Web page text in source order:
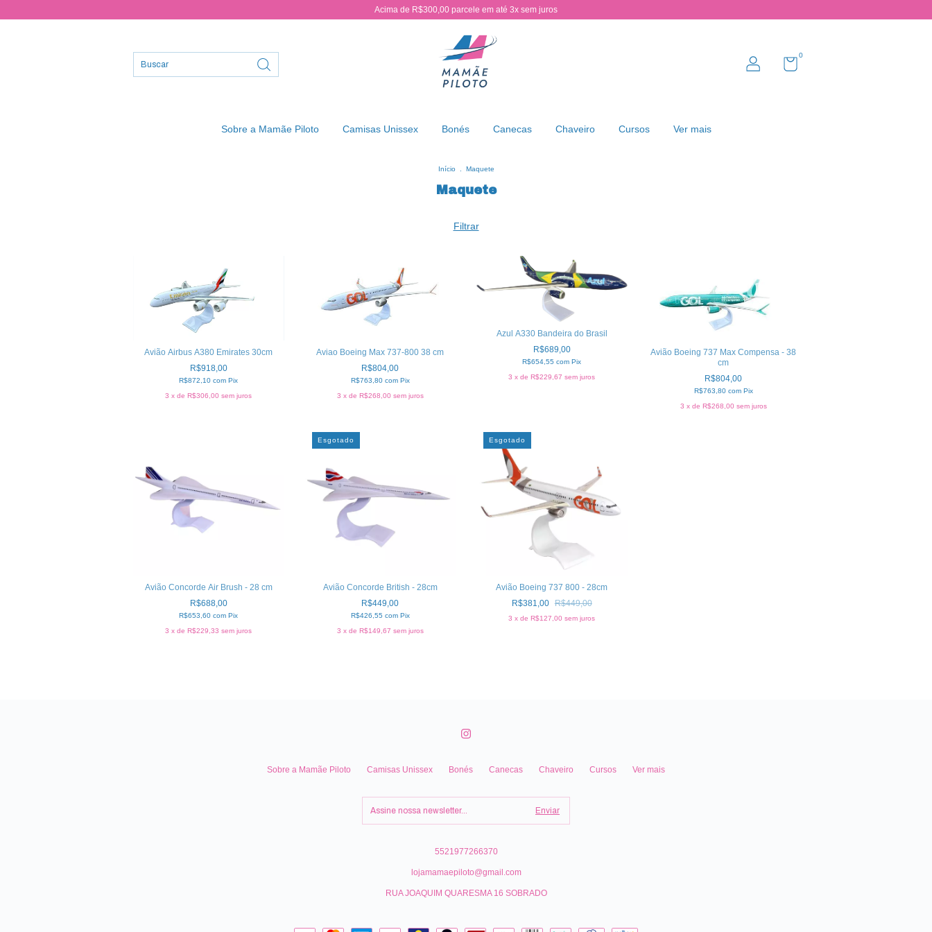
Acima de R$300,00 parcele em até 3x sem juros
0
Sobre a Mamãe Piloto Camisas Unissex Bonés Canecas Chaveiro Cursos Ver mais
Início Maquete
Maquete
Filtrar
Avião Airbus A380 Emirates 30cm
R$918,00
R$872,10com Pix
3 x deR$306,00 sem juros
Aviao Boeing Max 737-800 38 cm
R$804,00
R$763,80 com Pix
3 x de R$268,00 sem juros
Azul A330 Bandeira do Brasil
R$689,00
R$654,55com Pix
3 x deR$229,67 sem juros
Avião Boeing 737 Max Compensa - 38
cm
R$804,00
R$763,80 com Pix
3 x de R$268,00 sem juros
Avião Concorde Air Brush - 28 cm
R$688,00
R$653,60com Pix
3 x de R$229,33 sem juros
Esgotado
Avião Concorde British - 28cm
R$449,00
R$426,55 com Pix
3 x de R$149,67 sem juros
Esgotado
Avião Boeing 737 800 - 28cm
R$381,00 R$449,00
3 x de R$127,00 sem juros
Sobre a Mamãe Piloto Camisas Unissex Bonés Canecas Chaveiro Cursos Ver mais
5521977266370
lojamamaepiloto@gmail.com
RUA JOAQUIM QUARESMA 16 SOBRADO